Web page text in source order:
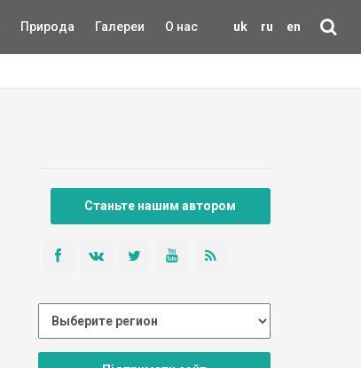
uk ru en
Природа Галереи О нас
Станьте нашим автором